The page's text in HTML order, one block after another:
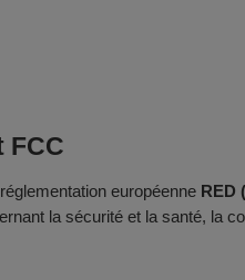
FCC
européenne RED
la sécurité et la santé, la